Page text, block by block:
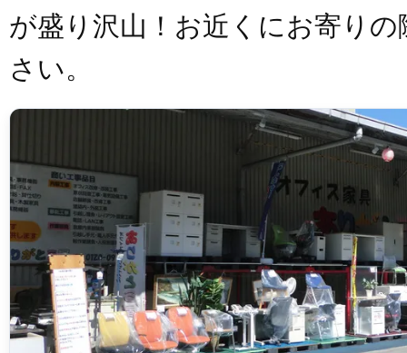
が盛り沢山！お近くにお寄り
さい。